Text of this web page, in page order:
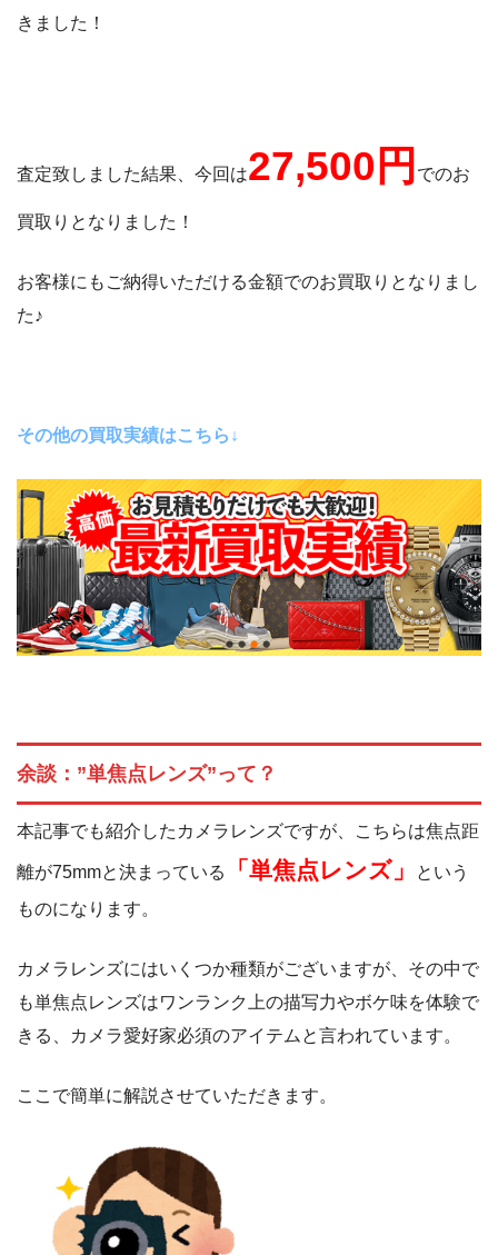
きました！
査定致しました結果、今回は27,500 円 でのお
買取りとなりました！
お客様にもご納得いただける金額でのお買取りとなりまし
た♪
その他の買取実績はこちら↓
余談：”単焦点レンズ”って？
本記事でも紹介したカメラレンズですが、こちらは焦点距
離が75mmと決まっている 「単焦点レンズ」
という
ものになります。
カメラレンズにはいくつか種類がございますが、その中で
も単焦点レンズはワンランク上の描写力やボケ味を体験で
きる、カメラ愛好家必須のアイテムと言われています。
ここで簡単に解説させていただきます。